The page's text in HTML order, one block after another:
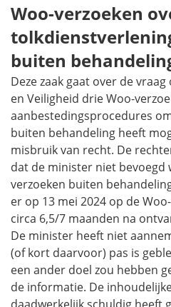
Woo-verzoeken
buiten
Deze zaak gaat over de
en Veiligheid drie Woo-
aanbestedingsprocedures
buiten behandeling heeft
misbruik van recht. De
dat de minister niet bevoegd
verzoeken buiten
er op 13 mei 2024 op de
circa 6,5/7 maanden na
De minister heeft niet
(of kort daarvoor) pas is
een ander doel zou hebben
de informatie. De